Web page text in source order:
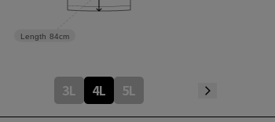
Length 84cm
3L 4L 5L